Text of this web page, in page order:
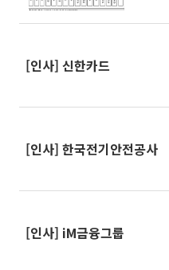
[인사] 신한카드
[인사] 한국전기안전공사
[인사] iM금융그룹